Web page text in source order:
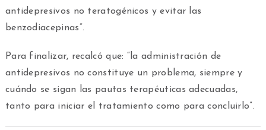
antidepresivos no teratogénicos y evitar las
benzodiacepinas”.
Para finalizar, recalcó que: “la administración de
antidepresivos no constituye un problema, siempre y
cuándo se sigan las pautas terapéuticas adecuadas,
tanto para iniciar el tratamiento como para concluirlo”.